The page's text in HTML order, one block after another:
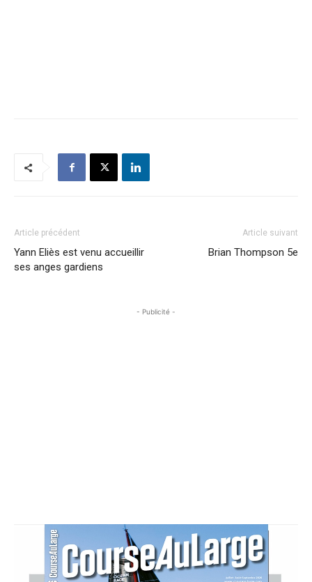
Article précédent
Yann Eliès est venu accueillir
ses anges gardiens
Article suivant
Brian Thompson 5e
- Publicité -